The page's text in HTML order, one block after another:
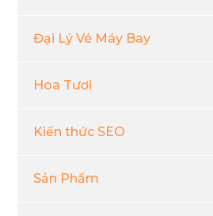
Đại Lý Vé Máy Bay
Hoa Tươi
Kiến thức SEO
Sản Phẩm